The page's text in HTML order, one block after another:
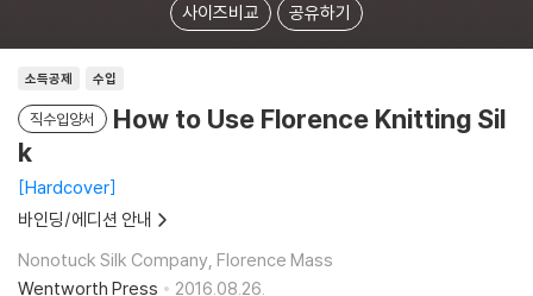
사이즈비교 공유하기
소득공제 수입
직수입양서
How to Use Florence Knitting Sil
k
Hardcover
바인딩/에디션 안내
Nonotuck Silk Company, Florence Mass
Wentworth Press
2016.08.26.